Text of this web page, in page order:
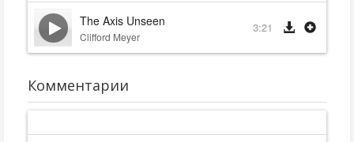
The Axis Unseen
Clifford Meyer
3:21
Комментарии